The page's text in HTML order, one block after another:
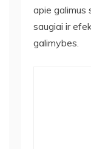
apie galimus
saugiai ir
galimybes.